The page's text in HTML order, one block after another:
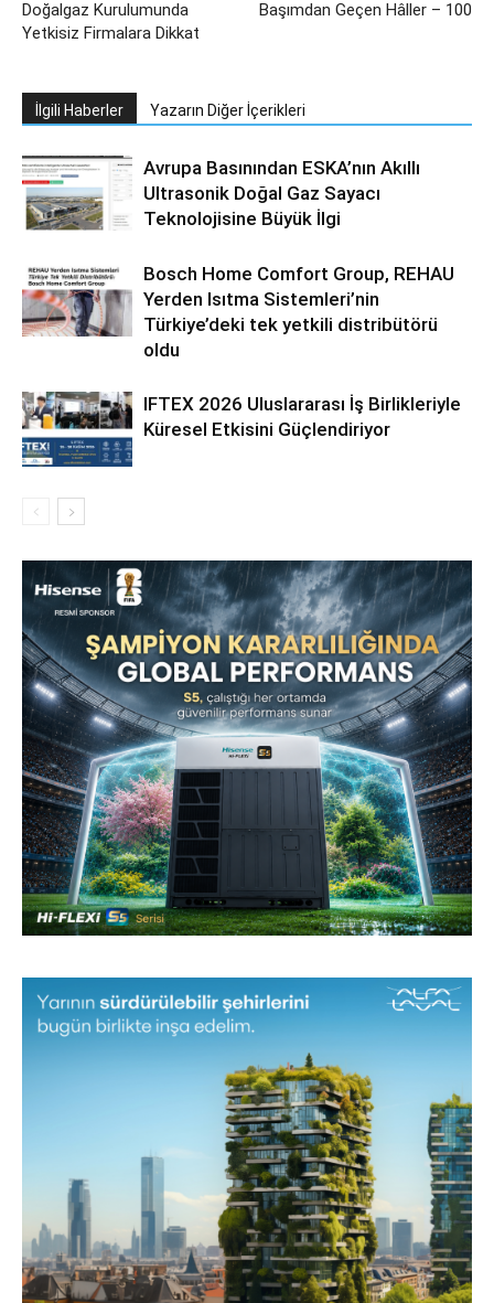
Doğalgaz Kurulumunda
Yetkisiz Firmalara Dikkat
Başımdan Geçen Hâller – 100
İlgili Haberler Yazarın Diğer İçerikleri
Avrupa Basınından ESKA’nın Akıllı
Ultrasonik Doğal Gaz Sayacı
Teknolojisine Büyük İlgi
Bosch Home Comfort Group, REHAU
Yerden Isıtma Sistemleri’nin
Türkiye’deki tek yetkili distribütörü
oldu
IFTEX 2026 Uluslararası İş Birlikleriyle
Küresel Etkisini Güçlendiriyor